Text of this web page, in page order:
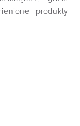
produkty